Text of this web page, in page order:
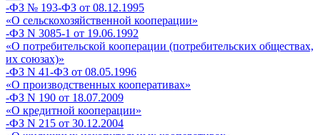
-ФЗ № 193-ФЗ от 08.12.1995
«О сельскохозяйственной кооперации»
-ФЗ N 3085-1 от 19.06.1992
«О потребительской кооперации (потребительских обществах,
их союзах)»
-ФЗ N 41-ФЗ от 08.05.1996
«О производственных кооперативах»
-ФЗ N 190 от 18.07.2009
«О кредитной кооперации»
-ФЗ N 215 от 30.12.2004